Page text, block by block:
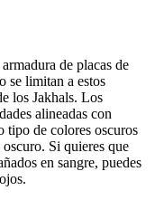
de placas de
se limitan a estos
los Jakhals. Los
alineadas con
tipo de colores oscuros
Si quieres que
en sangre, puedes